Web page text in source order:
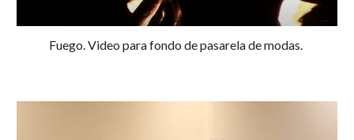
Fuego. Video para fondo de pasarela de modas.